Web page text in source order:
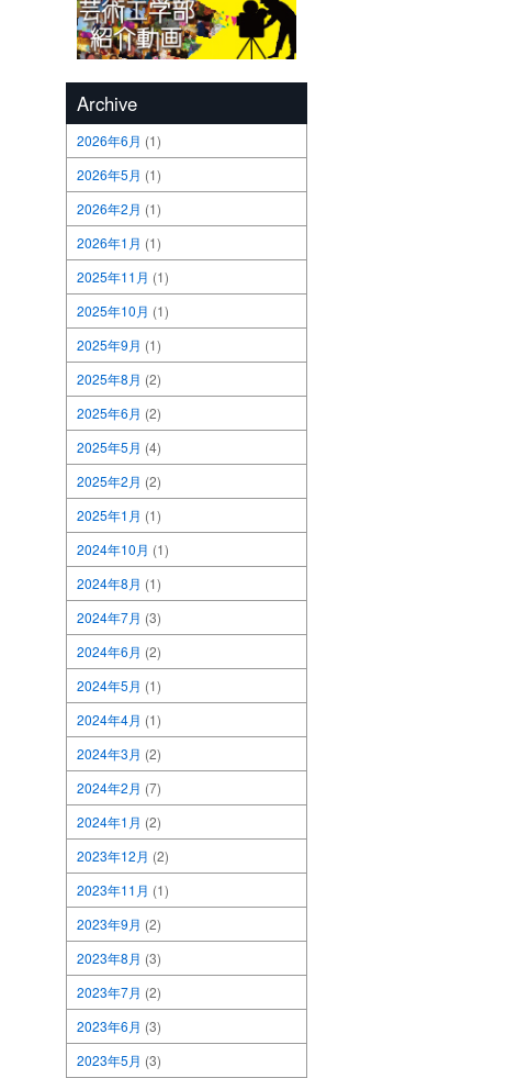
Archive
2026年6月 (1)
2026年5月 (1)
2026年2月 (1)
2026年1月 (1)
2025年11月 (1)
2025年10月 (1)
2025年9月 (1)
2025年8月 (2)
2025年6月 (2)
2025年5月 (4)
2025年2月 (2)
2025年1月 (1)
2024年10月 (1)
2024年8月 (1)
2024年7月 (3)
2024年6月 (2)
2024年5月 (1)
2024年4月 (1)
2024年3月 (2)
2024年2月 (7)
2024年1月 (2)
2023年12月 (2)
2023年11月 (1)
2023年9月 (2)
2023年8月 (3)
2023年7月 (2)
2023年6月 (3)
2023年5月 (3)